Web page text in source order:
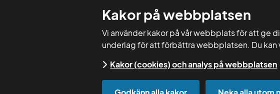
Kakor på webbplatsen
Vi använder kakor på vår webbplats för att ge
underlag för att förbättra webbplatsen. Du kan
Kakor (cookies) och analys på webbplatsen